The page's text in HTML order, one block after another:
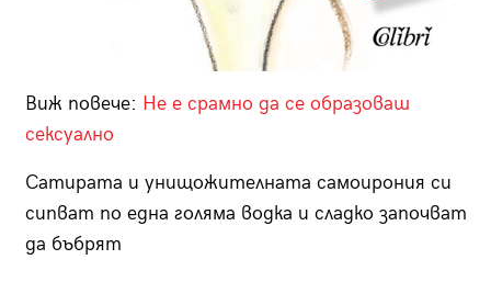
Виж повече: Не е срамно да се образоваш
сексуално
Сатирата и унищожителната самоирония си
сипват по една голяма водка и сладко започват
да бъбрят